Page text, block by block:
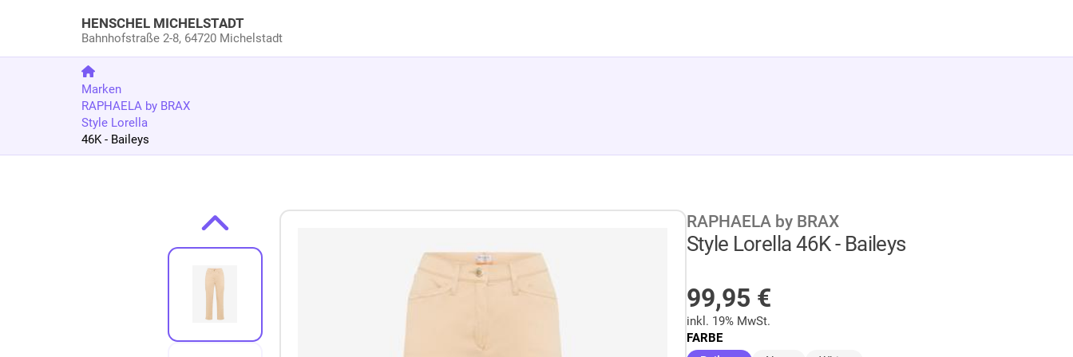
HENSCHEL MICHELSTADT
Bahnhofstraße 2-8, 64720 Michelstadt
Marken
RAPHAELA by BRAX
Style Lorella
46K - Baileys
Zur Produktbeschreibung springen RAPHAELA by BRAX
Style Lorella 46K - Baileys
99,95 €
inkl. 19% MwSt.
FARBE